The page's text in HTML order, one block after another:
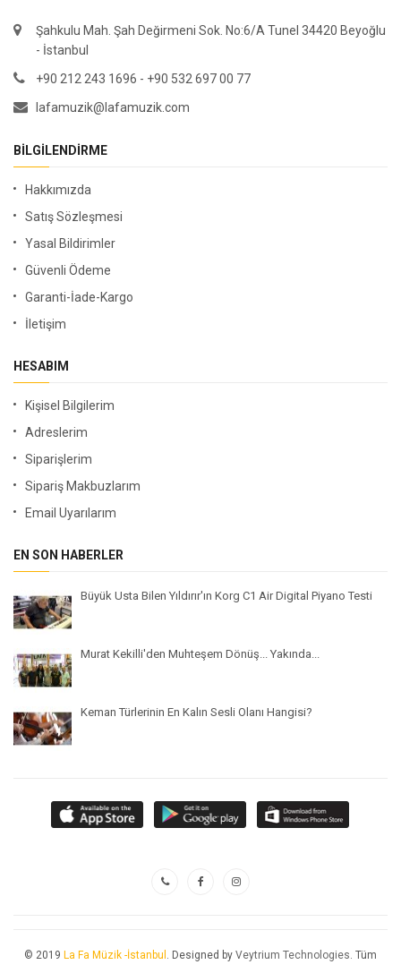
Şahkulu Mah. Şah Değirmeni Sok. No:6/A Tunel 34420 Beyoğlu
- İstanbul
+90 212 243 1696 - +90 532 697 00 77
lafamuzik@lafamuzik.com
BILGILENDIRME
Hakkımızda
Satış Sözleşmesi
Yasal Bildirimler
Güvenli Ödeme
Garanti-İade-Kargo
İletişim
HESABIM
Kişisel Bilgilerim
Adreslerim
Siparişlerim
Sipariş Makbuzlarım
Email Uyarılarım
EN SON HABERLER
Büyük Usta Bilen Yıldırır'ın Korg C1 Air Digital Piyano Testi
Murat Kekilli'den Muhteşem Dönüş... Yakında...
Keman Türlerinin En Kalın Sesli Olanı Hangisi?
© 2019 La Fa Müzik -İstanbul . Designed by Veytrium Technologies. Tüm